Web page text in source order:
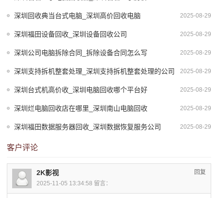
2025-08-29
深圳回收典当台式电脑_深圳高价回收电脑
2025-08-29
深圳福田设备回收_深圳设备回收公司
2025-08-29
深圳公司电脑拆除合同_拆除设备合同怎么写
2025-08-29
深圳支持拆机整套处理_深圳支持拆机整套处理的公司
2025-08-29
深圳台式机高价收_深圳电脑回收哪个平台好
2025-08-29
深圳烂电脑回收店在哪里_深圳南山电脑回收
2025-08-29
深圳福田数据服务器回收_深圳数据恢复服务公司
客户评论
2K影视
2025-11-05 13:34:58 留言：
回复